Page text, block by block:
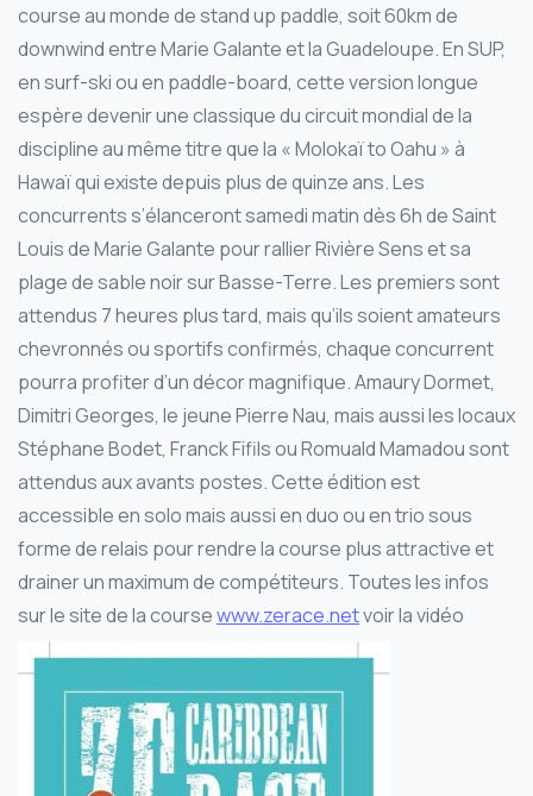
course au monde de stand up paddle, soit 60km de
downwind entre Marie Galante et la Guadeloupe. En SUP,
en surf-ski ou en paddle-board, cette version longue
espère devenir une classique du circuit mondial de la
discipline au même titre que la « Molokaï to Oahu » à
Hawaï qui existe depuis plus de quinze ans. Les
concurrents s’élanceront samedi matin dès 6h de Saint
Louis de Marie Galante pour rallier Rivière Sens et sa
plage de sable noir sur Basse-Terre. Les premiers sont
attendus 7 heures plus tard, mais qu’ils soient amateurs
chevronnés ou sportifs confirmés, chaque concurrent
pourra profiter d’un décor magnifique. Amaury Dormet,
Dimitri Georges, le jeune Pierre Nau, mais aussi les locaux
Stéphane Bodet, Franck Fifils ou Romuald Mamadou sont
attendus aux avants postes. Cette édition est
accessible en solo mais aussi en duo ou en trio sous
forme de relais pour rendre la course plus attractive et
drainer un maximum de compétiteurs. Toutes les infos
sur le site de la coursewww.zerace.netvoir la vidéo